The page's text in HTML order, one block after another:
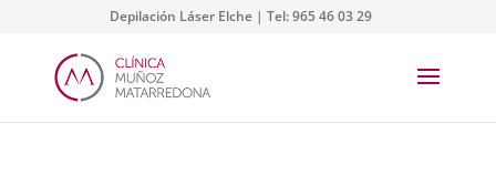
Depilación Láser Elche | Tel:965 46 03 29